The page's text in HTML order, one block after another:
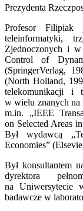
Prezydenta
Profesor Filipiak
teleinformatyki,
Zjednoczonych i
Control of
(SpringerVerlag,
(North Holland,
telekomunikacji i
w wielu znanych na
m.in. „IEEE
on Selected Areas
Był wydawcą
Economies”
Był konsultantem
dyrektora
na Uniwersytecie
badawcze w